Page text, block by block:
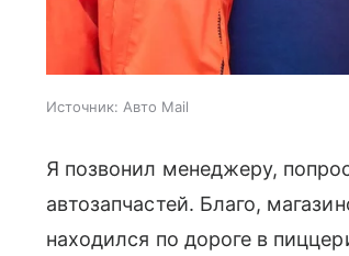
Источник: Авто Mail
Я позвонил менеджеру,
автозапчастей. Благо,
находился по дороге в